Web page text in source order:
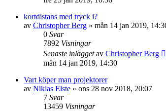
kortdistans med tryck i?
av Christopher Berg » mån 14 jan 2019,
0 Svar
7892 Visningar
Senaste inläggetav Christopher Berg
mån 14 jan 2019, 14:30
Vart köper man projektorer
av Niklas Elste » ons 28 nov 2018, 20:07
7 Svar
13459 Visningar